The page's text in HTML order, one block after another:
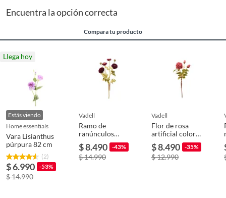
Ancho 70 cm
Encuentra la opción correcta
Compara tu producto
Llega hoy
Estás viendo
home essentials
Vara Lisianthus
púrpura 82 cm
(2)
$ 6.990 -53%
$ 14.990
vadell
Ramo de
ranúnculos
morados
artificiales de 66
cm
$ 8.490 -43%
$ 14.990
vadell
Flor de rosa
artificial color
rosado oscuro de
59 cm
$ 8.490 -35%
$ 12.990